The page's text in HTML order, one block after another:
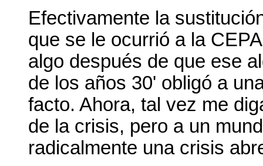
Efectivamente la
que se le ocurrió a la
algo después de que ese
de los años 30' obligó a
facto. Ahora, tal vez me
de la crisis, pero a un
radicalmente una crisis